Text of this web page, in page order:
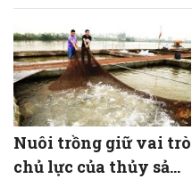
quản lý của Bộ. Trong đó là
những thay đổi liên quan đến
thủ tục cấp, cấp lại Giấy xác
nhận nuôi trồng thủy sản
lồng bè và đối tượng thủy
sản nuôi chủ lực.
Nuôi trồng giữ vai trò
chủ lực của thủy sản